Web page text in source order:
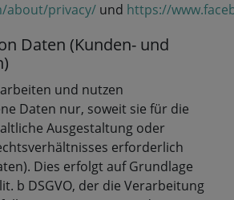
about/privacy/ und https://
Daten (Kunden- und
und nutzen
Daten nur, soweit sie für die
Ausgestaltung oder
erforderlich
Dies erfolgt auf Grundlage
b DSGVO, der die Verarbeitung